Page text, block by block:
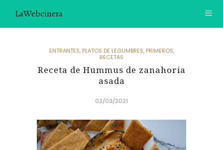
LaWebcinera
VIDEORECETAS
¿TE GUSTARÍA UNIRTE A NUESTRA AVENTURA GASTRON
ÓMICA?
ENTRANTES, PLATOS DE LEGUMBRES, PRIMEROS,
RECETAS
Receta de Hummus de zanahoria
asada
02/03/2021